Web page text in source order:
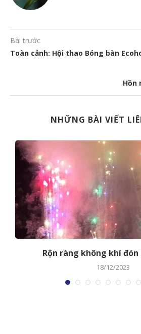
Bài trước
Toàn cảnh: Hội thao Bóng bàn
Hồn
NHỮNG BÀI VIẾT
Rộn ràng không khí đón
18/12/2023